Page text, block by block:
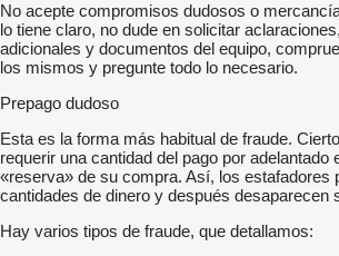
No acepte compromisos dudosos o
lo tiene claro, no dude en solicitar
adicionales y documentos del equipo,
los mismos y pregunte todo lo necesario.
Prepago dudoso
Esta es la forma más habitual de fraude.
requerir una cantidad del pago por adelantado
«reserva» de su compra. Así, los estafadores
cantidades de dinero y después desaparecen
Hay varios tipos de fraude, que detallamos: